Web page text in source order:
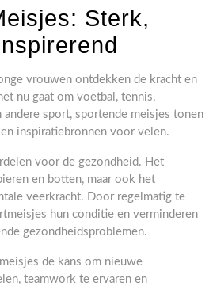
Sterk,
vrouwen ontdekken de kracht en
nu gaat om voetbal, tennis,
sport, sportende meisjes tonen
inspiratiebronnen voor velen.
voor de gezondheid. Het
en botten, maar ook het
veerkracht. Door regelmatig te
hun conditie en verminderen
gezondheidsproblemen.
de kans om nieuwe
teamwork te ervaren en